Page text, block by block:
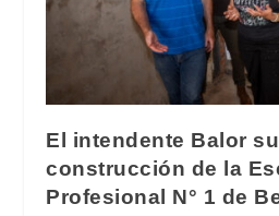
El intendente Balor
construcción de la
Profesional N° 1 de